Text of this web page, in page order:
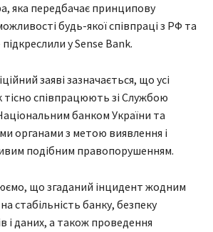
яка передбачає принципову
будь-якої співпраці з РФ та
у Sense Bank.
заяві зазначається, що усі
тісно співпрацюють зі Службою
банком України та
органами з метою виявлення і
подібним правопорушенням.
що згаданий інцидент жодним
стабільність банку, безпеку
і даних, а також проведення